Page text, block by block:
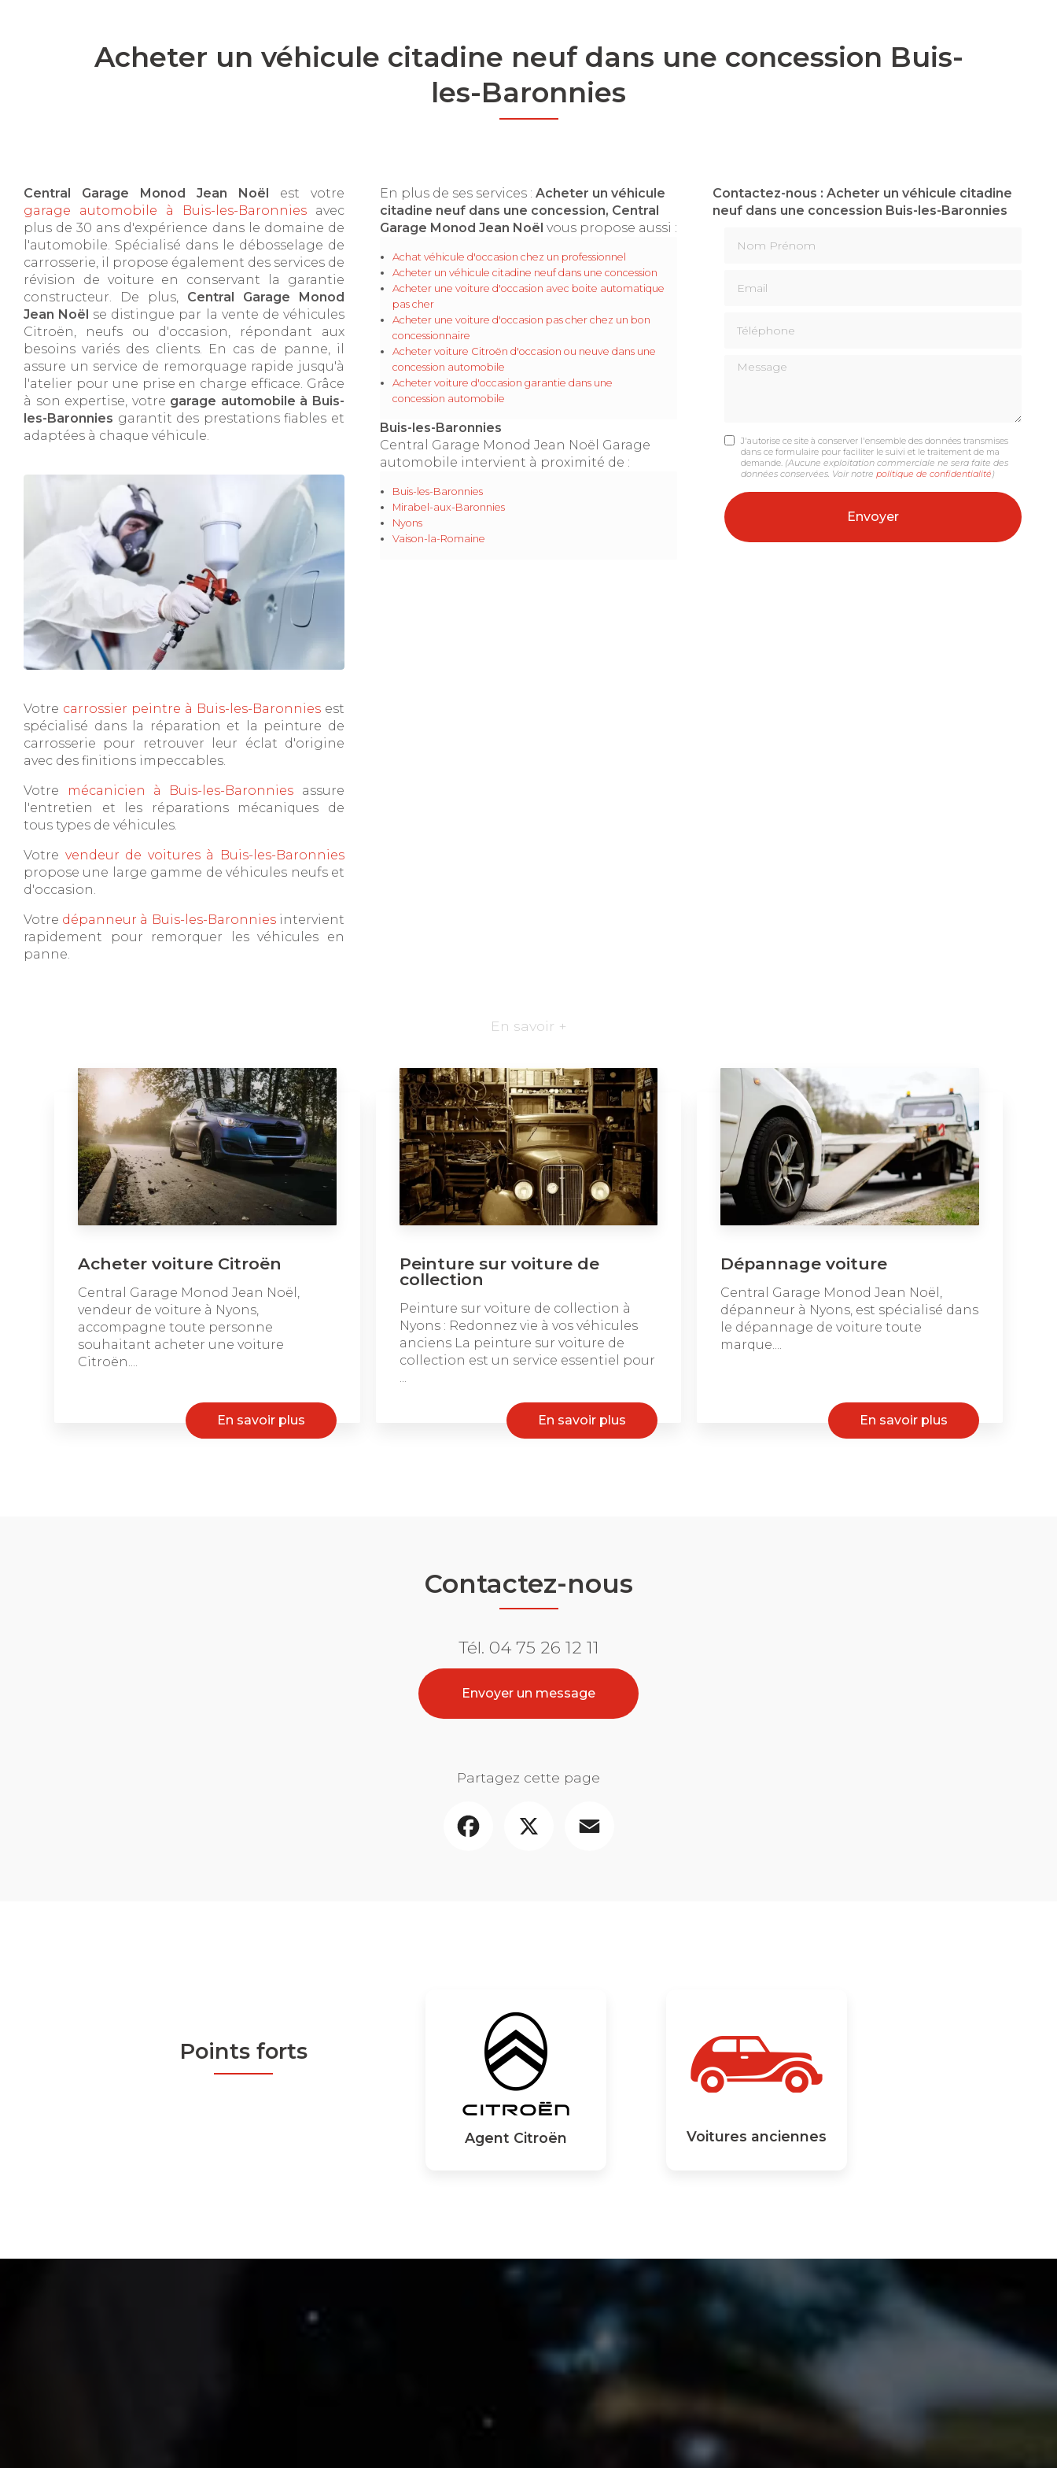
Acheter un véhicule citadine neuf dans une concession Buis-
les-Baronnies
Central Garage Monod Jean Noël est votre
garage automobile à Buis-les-Baronnies avec
plus de 30 ans d'expérience dans le domaine de
l'automobile. Spécialisé dans le débosselage de
carrosserie, il propose également des services de
révision de voiture en conservant la garantie
constructeur. De plus, Central Garage Monod
Jean Noël se distingue par la vente de véhicules
Citroën, neufs ou d'occasion, répondant aux
besoins variés des clients. En cas de panne, il
assure un service de remorquage rapide jusqu'à
l'atelier pour une prise en charge efficace. Grâce
à son expertise, votre garage automobile à Buis-
les-Baronnies garantit des prestations fiables et
adaptées à chaque véhicule.
Votre carrossier peintre à Buis-les-Baronnies est
spécialisé dans la réparation et la peinture de
carrosserie pour retrouver leur éclat d'origine
avec des finitions impeccables.
Votre
mécanicien à Buis-les-Baronnies assure
l'entretien et les réparations mécaniques de
tous types de véhicules.
Votre vendeur de voitures à Buis-les-Baronnies
propose une large gamme de véhicules neufs et
d'occasion.
Votre dépanneur à Buis-les-Baronniesintervient
rapidement pour remorquer les véhicules en
panne.
En plus de ses services : Acheter un véhicule
citadine neuf dans une concession, Central
Garage Monod Jean Noël vous propose aussi :
Achat véhicule d'occasion chez un professionnel
Acheter un véhicule citadine neuf dans une concession
Acheter une voiture d'occasion avec boite automatique
pas cher
Acheter une voiture d'occasion pas cher chez un bon
concessionnaire
Acheter voiture Citroën d'occasion ou neuve dans une
concession automobile
Acheter voiture d'occasion garantie dans une
concession automobile
Buis-les-Baronnies
Central Garage Monod Jean Noël Garage
automobile intervient à proximité de :
Buis-les-Baronnies
Mirabel-aux-Baronnies
Nyons
Vaison-la-Romaine
Contactez-nous : Acheter un véhicule citadine
neuf dans une concession Buis-les-Baronnies
Message
J'autorise ce site à conserver l'ensemble des données transmises
dans ce formulaire pour faciliter le suivi et le traitement de ma
demande. (Aucune exploitation commerciale ne sera faite des
données conservées. Voir notre politique de confidentialité )
En savoir +
Acheter voiture Citroën
Central Garage Monod Jean Noël,
vendeur de voiture à Nyons,
accompagne toute personne
souhaitant acheter une voiture
Citroën....
En savoir plus
Peinture sur voiture de
collection
Peinture sur voiture de collection à
Nyons : Redonnez vie à vos véhicules
anciens La peinture sur voiture de
collection est un service essentiel pour
En savoir plus
Dépannage voiture
Central Garage Monod Jean Noël,
dépanneur à Nyons, est spécialisé dans
le dépannage de voiture toute
marque....
En savoir plus
Contactez-nous
Tél. 04 75 26 12 11
Envoyer un message
Partagez cette page
Points forts
Agent Citroën Voitures anciennes